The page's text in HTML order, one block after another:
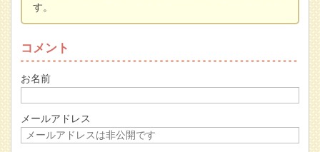
す。
コメント
お名前
メールアドレス